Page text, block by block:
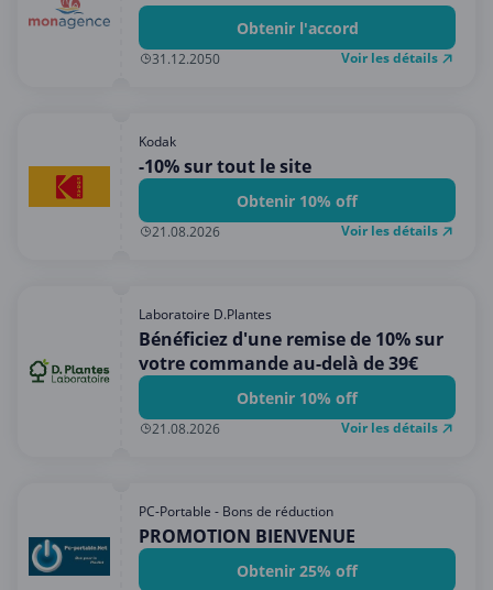
Obtenir l'accord
31.12.2050 Voir les détails
Kodak
-10% sur tout le site
Obtenir 10% off
21.08.2026 Voir les détails
Laboratoire D.Plantes
Bénéficiez d'une remise de 10% sur
votre commande au-delà de 39€
Obtenir 10% off
21.08.2026 Voir les détails
PC-Portable - Bons de réduction
PROMOTION BIENVENUE
Obtenir 25% off